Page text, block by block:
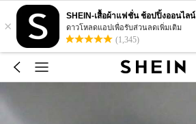
×
SHEIN-เสื้อผ้าแฟชั่น ช้อปปิ้งออนไลน์
ดาวโหลดแอปเพื่อรับส่วนลดเพิ่มเติม
(1,345)